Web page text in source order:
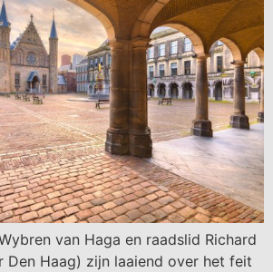
van Haga en raadslid Richard
Haag) zijn laaiend over het feit